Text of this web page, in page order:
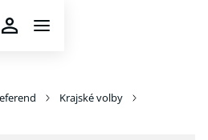
Krajské volby